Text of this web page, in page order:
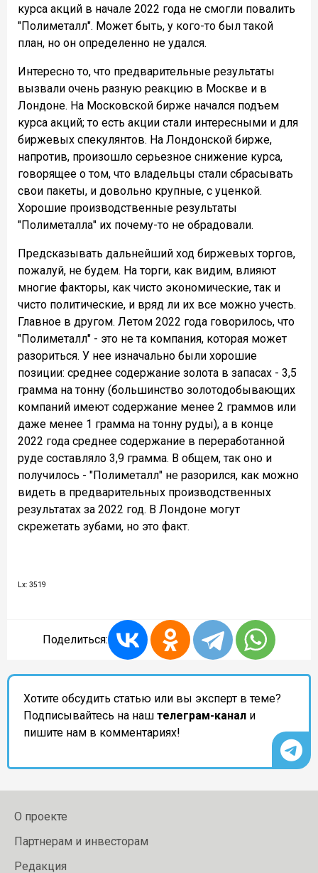
курса акций в начале 2022 года не смогли повалить
"Полиметалл". Может быть, у кого-то был такой
план, но он определенно не удался.
Интересно то, что предварительные результаты
вызвали очень разную реакцию в Москве и в
Лондоне. На Московской бирже начался подъем
курса акций; то есть акции стали интересными и для
биржевых спекулянтов. На Лондонской бирже,
напротив, произошло серьезное снижение курса,
говорящее о том, что владельцы стали сбрасывать
свои пакеты, и довольно крупные, с уценкой.
Хорошие производственные результаты
"Полиметалла" их почему-то не обрадовали.
Предсказывать дальнейший ход биржевых торгов,
пожалуй, не будем. На торги, как видим, влияют
многие факторы, как чисто экономические, так и
чисто политические, и вряд ли их все можно учесть.
Главное в другом. Летом 2022 года говорилось, что
"Полиметалл" - это не та компания, которая может
разориться. У нее изначально были хорошие
позиции: среднее содержание золота в запасах - 3,5
грамма на тонну (большинство золотодобывающих
компаний имеют содержание менее 2 граммов или
даже менее 1 грамма на тонну руды), а в конце
2022 года среднее содержание в переработанной
руде составляло 3,9 грамма. В общем, так оно и
получилось - "Полиметалл" не разорился, как можно
видеть в предварительных производственных
результатах за 2022 год. В Лондоне могут
скрежетать зубами, но это факт.
Lx: 3519
Поделиться:
Хотите обсудить статью или вы эксперт в теме?
Подписывайтесь на наш телеграм-канал и
пишите нам в комментариях!
О проекте
Партнерам и инвесторам
Редакция